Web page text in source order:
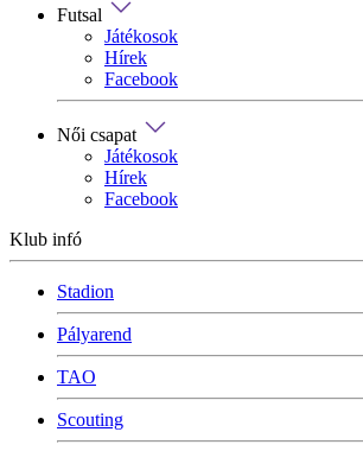
Futsal
Játékosok
Hírek
Facebook
Női csapat
Játékosok
Hírek
Facebook
Klub infó
Stadion
Pályarend
TAO
Scouting